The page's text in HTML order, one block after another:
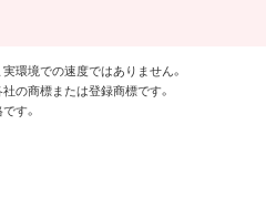
環境での速度ではありません。
の商標または登録商標です。
す。